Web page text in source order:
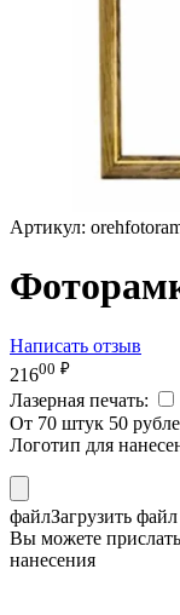
Артикул:
Написать отзыв
21600 ₽
Лазерная печать:
От 70 штук 50
Логотип для
файлЗагрузить файл
Вы можете
нанесения